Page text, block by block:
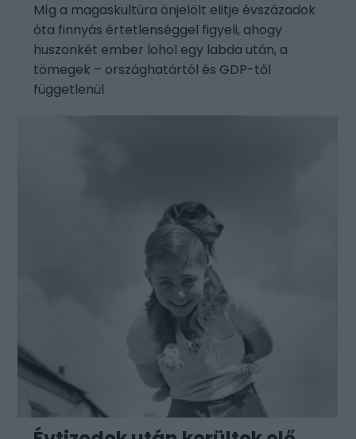
Míg a magaskultúra önjelölt elitje évszázadok
óta finnyás értetlenséggel figyeli, ahogy
huszonkét ember lohol egy labda után, a
tömegek – országhatártól és GDP-től
függetlenül